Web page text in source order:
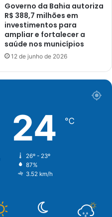
Governo da Bahia autoriza
R$ 388,7 milhões em
investimentos para
ampliar e fortalecer a
saúde nos municípios
12 de junho de 2026
24 ℃
26º - 23º
87%
3.52 km/h